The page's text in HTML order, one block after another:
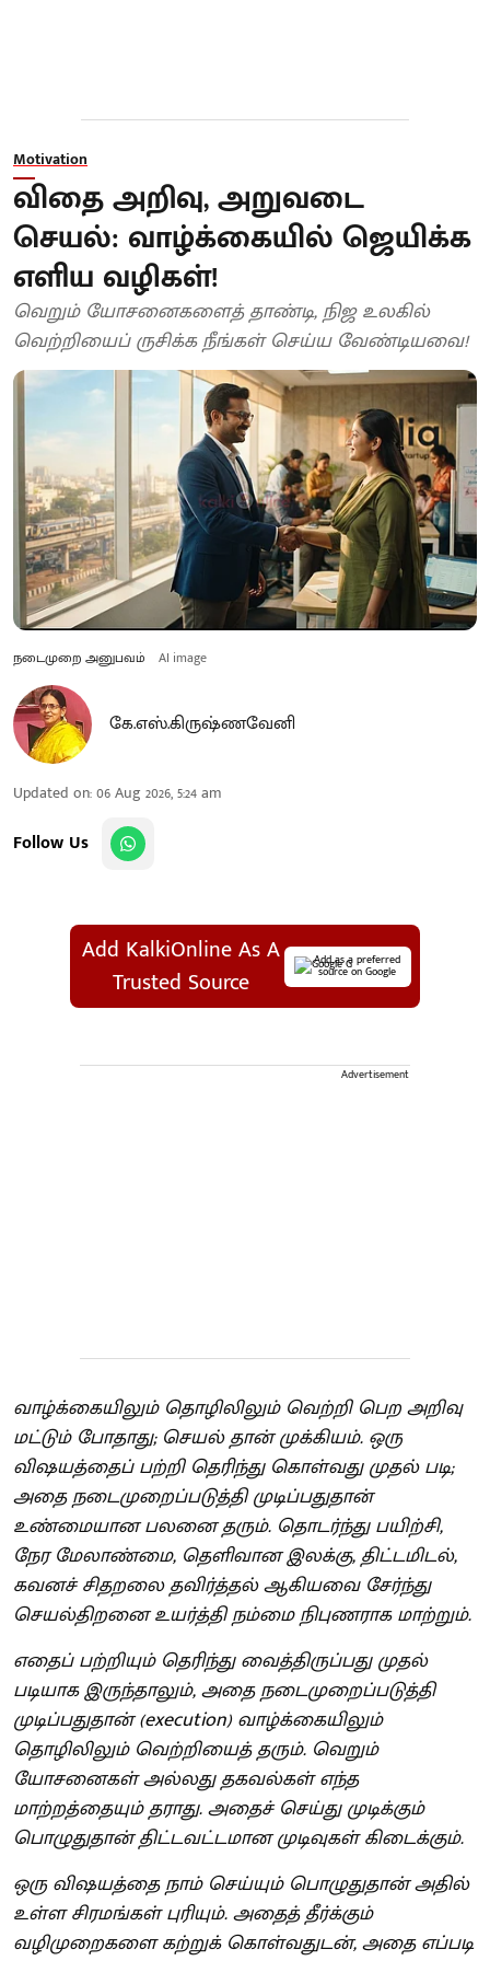
Motivation
விதை அறிவு, அறுவடை
செயல்: வாழ்க்கையில் ஜெயிக்க
எளிய வழிகள்!
வெறும் யோசனைகளைத் தாண்டி, நிஜ உலகில்
வெற்றியைப் ருசிக்க நீங்கள் செய்ய வேண்டியவை!
நடைமுறை அனுபவம் AI image
கே.எஸ்.கிருஷ்ணவேனி
Updated on:06 Aug 2026, 5:24 am
Follow Us
Add KalkiOnline As A
Trusted Source
Add as a preferred
source on Google
Advertisement
வாழ்க்கையிலும் தொழிலிலும் வெற்றி பெற அறிவு
மட்டும் போதாது; செயல் தான் முக்கியம். ஒரு
விஷயத்தைப் பற்றி தெரிந்து கொள்வது முதல் படி;
அதை நடைமுறைப்படுத்தி முடிப்பதுதான்
உண்மையான பலனை தரும். தொடர்ந்து பயிற்சி,
நேர மேலாண்மை, தெளிவான இலக்கு, திட்டமிடல்,
கவனச் சிதறலை தவிர்த்தல் ஆகியவை சேர்ந்து
செயல்திறனை உயர்த்தி நம்மை நிபுணராக மாற்றும்.
எதைப் பற்றியும் தெரிந்து வைத்திருப்பது முதல்
படியாக இருந்தாலும், அதை நடைமுறைப்படுத்தி
முடிப்பதுதான் (execution) வாழ்க்கையிலும்
தொழிலிலும் வெற்றியைத் தரும். வெறும்
யோசனைகள் அல்லது தகவல்கள் எந்த
மாற்றத்தையும் தராது. அதைச் செய்து முடிக்கும்
பொழுதுதான் திட்டவட்டமான முடிவுகள் கிடைக்கும்.
ஒரு விஷயத்தை நாம் செய்யும் பொழுதுதான் அதில்
உள்ள சிரமங்கள் புரியும். அதைத் தீர்க்கும்
வழிமுறைகளை கற்றுக் கொள்வதுடன், அதை எப்படி